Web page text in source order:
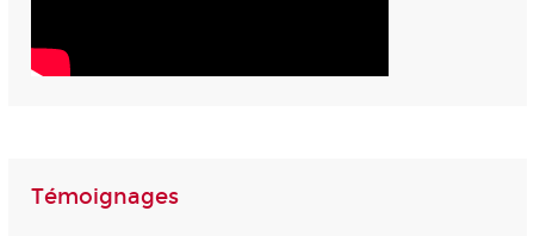
Témoignages